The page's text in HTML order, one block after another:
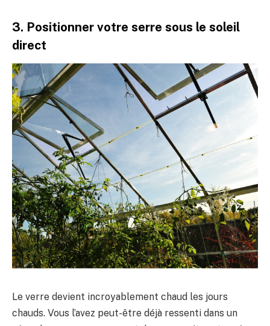
3. Positionner votre serre sous le soleil
direct
Le verre devient incroyablement chaud les jours
chauds. Vous l’avez peut-être déjà ressenti dans un